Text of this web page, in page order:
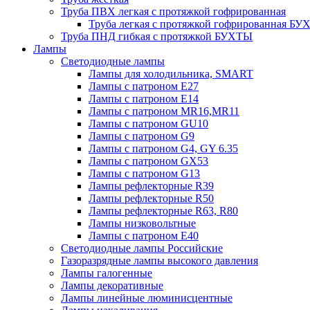
Труба ПВХ легкая с протяжкой гофрированная
Труба легкая с протяжкой гофрированная
Труба ПНД гибкая с протяжкой БУХТЫ
Лампы
Светодиодные лампы
Лампы для холодильника, SMART
Лампы с патроном E27
Лампы с патроном Е14
Лампы с патроном MR16,MR11
Лампы с патроном GU10
Лампы с патроном G9
Лампы с патроном G4, GY 6.35
Лампы с патроном GX53
Лампы с патроном G13
Лампы рефлекторные R39
Лампы рефлекторные R50
Лампы рефлекторные R63, R80
Лампы низковольтные
Лампы с патроном Е40
Светодиодные лампы Российские
Газоразрядные лампы высокого давления
Лампы галогенные
Лампы декоративные
Лампы линейные люминисцентные